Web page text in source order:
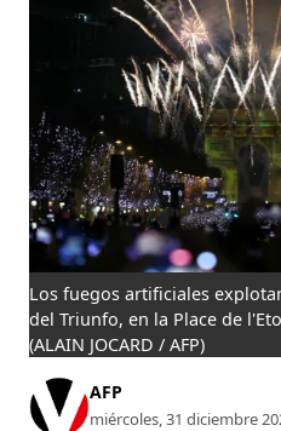
Los fuegos artificiales
del Triunfo, en la Place de
(ALAIN JOCARD / AFP)
AFP
miércoles, 31 diciembre